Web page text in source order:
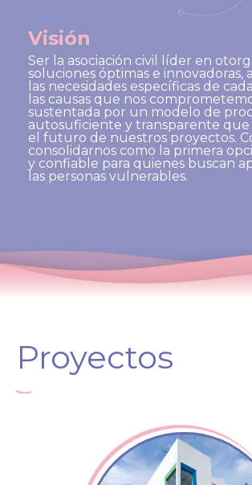
Visión
Ser la asociación civil líder en
soluciones óptimas e innovadoras,
las necesidades específicas de
las causas que nos
sustentada por un modelo de
autosuficiente y transparente que
el futuro de nuestros proyectos.
consolidarnos como la primera
y confiable para quienes buscan
las personas vulnerables.
Proyectos